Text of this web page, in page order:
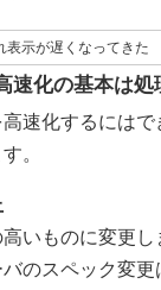
表示が遅くなってきた
速化の基本は処
速化するにはで
。
いものに変更し
のスペック変